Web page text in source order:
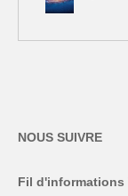
NOUS SUIVRE
Fil d'informations